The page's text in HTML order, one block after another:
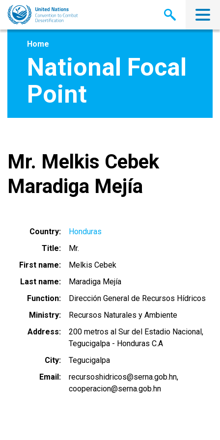
Skip
main
Home
National Focal
Point
Mr. Melkis Cebek
Maradiga Mejía
Country
Honduras
Title
Mr.
First name
Melkis Cebek
Last name
Maradiga Mejía
Function
Dirección General de Recursos Hídricos
Ministry
Recursos Naturales y Ambiente
Address
200 metros al Sur del Estadio Nacional,
Tegucigalpa - Honduras C.A
City
Tegucigalpa
Email
recursoshidricos@serna.gob.hn
cooperacion@serna.gob.hn